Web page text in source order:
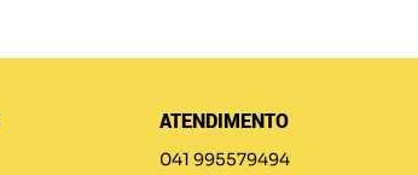
ATENDIMENTO
041 995579494